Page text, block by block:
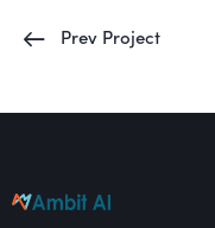
Prev Project